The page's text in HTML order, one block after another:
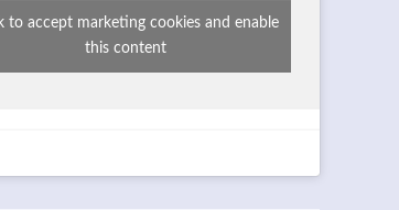
to accept marketing cookies and enable
this content